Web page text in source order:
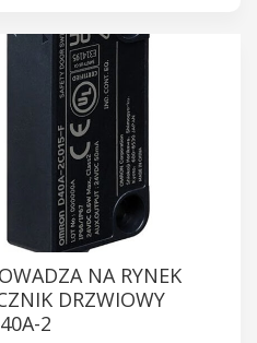
NA RYNEK
DRZWIOWY
2